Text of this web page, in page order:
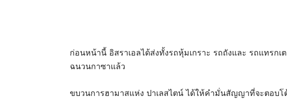
ก่อนหน้านี้ อิสราเอลได้ส่งทั้งรถหุ้มเกราะ รถถังและ รถแทรก
ฉนวนกาซาแล้ว
ขบวนการฮามาสแห่ง ปาเลสไตน์ ได้ให้คำมั่นสัญญาที่จะตอบโ